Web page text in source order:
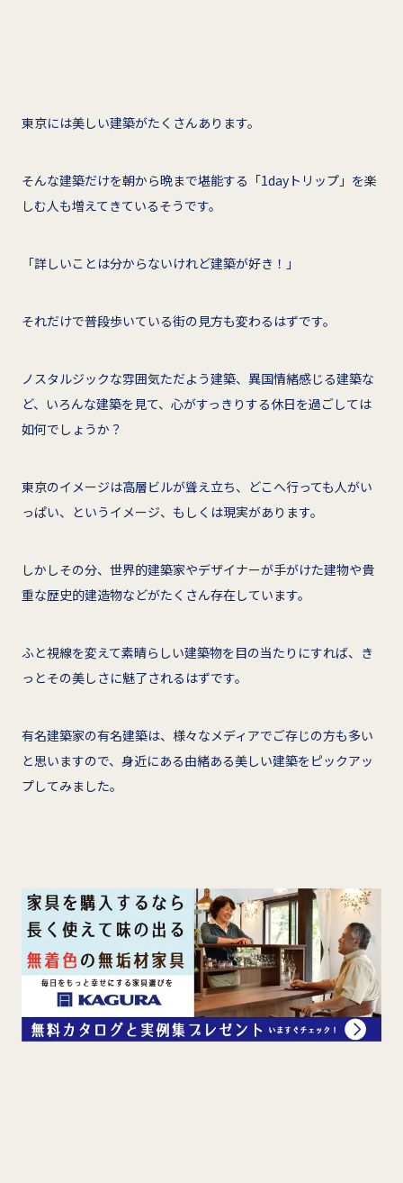
東京には美しい建築がたくさんあります。
そんな建築だけを朝から晩まで堪能する「1dayトリップ」を楽
しむ人も増えてきているそうです。
「詳しいことは分からないけれど建築が好き！」
それだけで普段歩いている街の見方も変わるはずです。
ノスタルジックな雰囲気ただよう建築、異国情緒感じる建築な
ど、いろんな建築を見て、心がすっきりする休日を過ごしては
如何でしょうか？
東京のイメージは高層ビルが聳え立ち、どこへ行っても人がい
っぱい、というイメージ、もしくは現実があります。
しかしその分、世界的建築家やデザイナーが手がけた建物や貴
重な歴史的建造物などがたくさん存在しています。
ふと視線を変えて素晴らしい建築物を目の当たりにすれば、き
っとその美しさに魅了されるはずです。
有名建築家の有名建築は、様々なメディアでご存じの方も多い
と思いますので、身近にある由緒ある美しい建築をピックアッ
プしてみました。